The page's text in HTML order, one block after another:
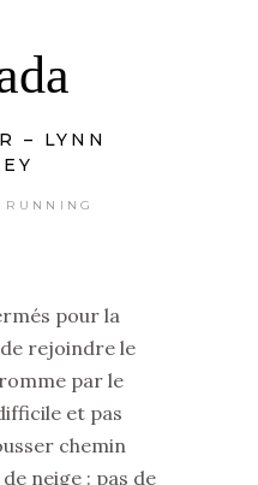
– LYNN
pour la
rejoindre le
par le
et pas
chemin
neige : pas de